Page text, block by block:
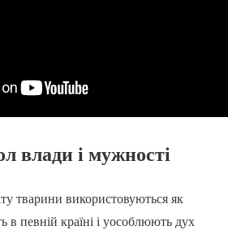
влади і мужності
тварини використовуються як
певній країні і уособлюють дух